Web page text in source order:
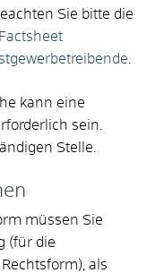
Sie bitte die
Factsheet
kann eine
sein.
Stelle.
müssen Sie
(für die
als